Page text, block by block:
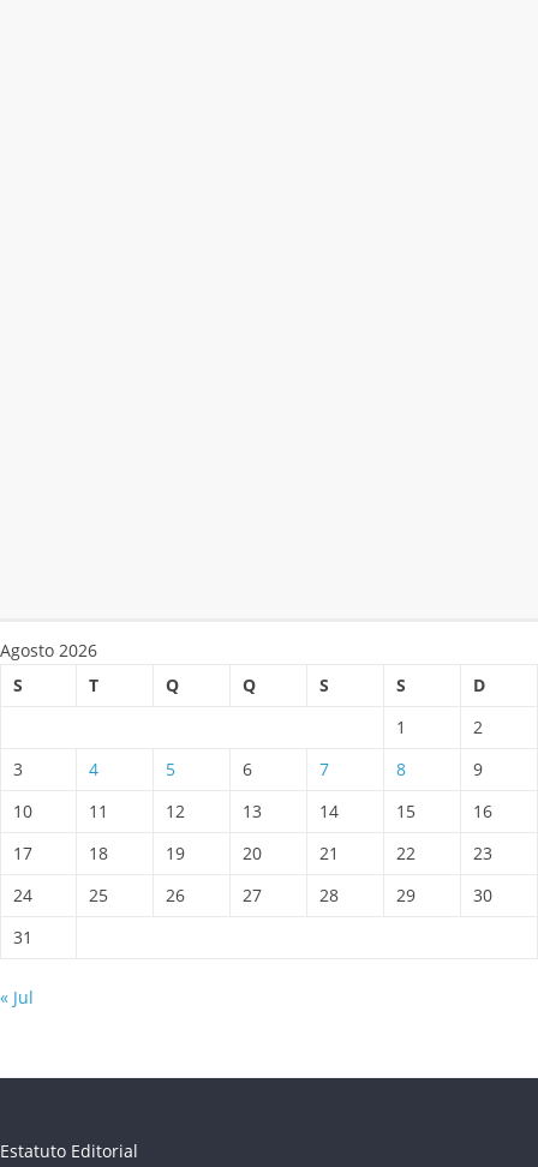
Agosto 2026
S
T Q Q S S
D
1
2
3
4 5 6 7 8
9
10
11 12 13 14 15
16
17
18 19 20 21 22
23
24
25 26 27 28 29
30
31
« Jul
Estatuto Editorial